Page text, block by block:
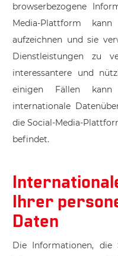
browserbezogene
Media-Plattform
aufzeichnen und sie
Dienstleistungen zu
interessantere und
einigen Fällen
internationale
die Social-Media-
befindet.
Ihrer
Daten
Die Informationen, die